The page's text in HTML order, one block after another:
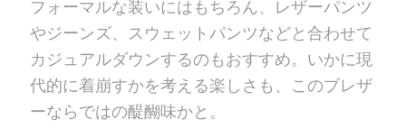
フォーマルな装いにはもちろん、レザーパンツ
やジーンズ、スウェットパンツなどと合わせて
カジュアルダウンするのもおすすめ。いかに現
代的に着崩すかを考える楽しさも、このブレザ
ーならではの醍醐味かと。